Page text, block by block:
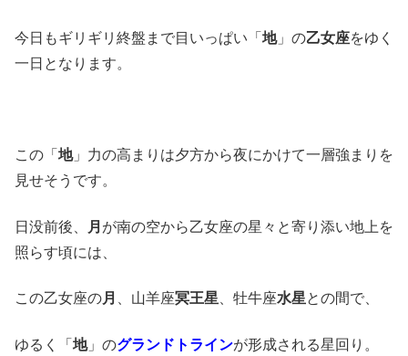
今日もギリギリ終盤まで目いっぱい「 地」の乙女座をゆく
一日となります。
この「 地」力の高まりは夕方から夜にかけて一層強まりを
見せそうです。
日没前後、 月 が南の空から乙女座の星々と寄り添い地上を
照らす頃には、
この乙女座の月 、山羊座冥王星 、牡牛座水星との間で、
ゆるく「 地」のグランドトラインが形成される星回り。